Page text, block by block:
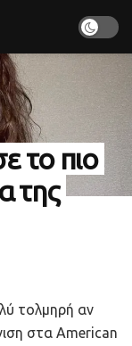
το πιο
της
τολμηρή αν
στα American